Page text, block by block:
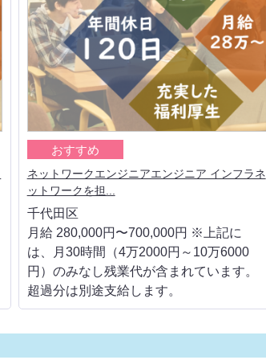
おすすめ
ネットワークエンジニアエンジニア インフラネ
ットワークを担...
千代田区
月給 280,000円〜700,000円 ※上記に
は、月30時間（4万2000円～10万6000
円）のみなし残業代が含まれています。
超過分は別途支給します。